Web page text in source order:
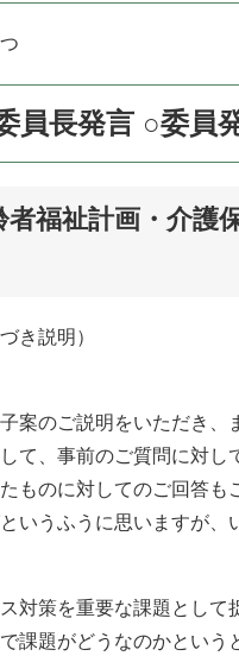
長発言 ○委員
福祉計画・介護
き説明）
案のご説明をいただき
て、事前のご質問に対し
ものに対してのご回答
いうふうに思いますが、
対策を重要な課題とし
課題がどうなのかとい